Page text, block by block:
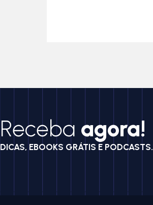
Receba agora!
DICAS, EBOOKS GRÁTIS E PODCASTS.